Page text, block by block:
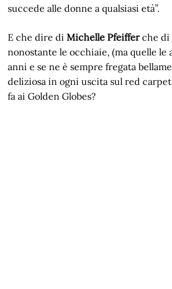
succede alle donne a qualsiasi età”.
E che dire di Michelle Pfeifferche di
nonostante le occhiaie, (ma quelle le
anni e se ne è sempre fregata
deliziosa in ogni uscita sul red
fa ai Golden Globes?